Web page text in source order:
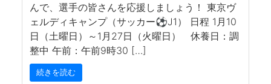
んで、選手の皆さんを応援しましょう！ 東京ヴ
ェルディキャンプ（サッカー⚽J1） 日程 1月10
日（土曜日）～1月27日（火曜日） 休養日：調
整中 午前：午前9時30 […]
続きを読む